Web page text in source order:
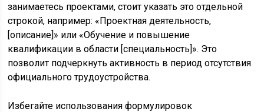
занимаетесь проектами, стоит указать это отдельной
строкой, например: «Проектная деятельность,
[описание]» или «Обучение и повышение
квалификации в области [специальность]». Это
позволит подчеркнуть активность в период отсутствия
официального трудоустройства.
Избегайте использования формулировок